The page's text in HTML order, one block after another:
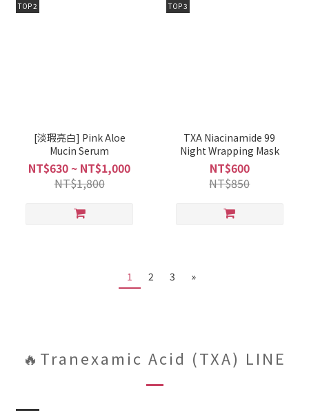
TOP 2
[淡瑕亮白] Pink Aloe
Mucin Serum
NT$630 ~ NT$1,000
NT$1,800
TOP 3
TXA Niacinamide 99
Night Wrapping Mask
NT$600
NT$850
1 2 3 »
🔥Tranexamic Acid (TXA) LINE